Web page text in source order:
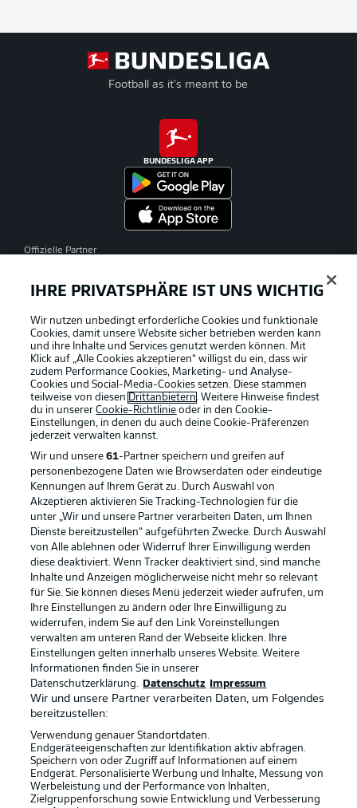
Football as it's meant to be
BUNDESLIGA APP
Offizielle Partner
Rechtliche Hinweise Voreinstellungen verwalten
Datenschutz Nutzungsbedingungen
Broadcaster Kontakt
Jobs Impressum
Partner Spieler
Liveticker
IHRE PRIVATSPHÄRE IST UNS WICHTIG
Wir nutzen unbedingt erforderliche Cookies und funktionale
Cookies, damit unsere Website sicher betrieben werden kann
und ihre Inhalte und Services genutzt werden können. Mit
Klick auf „Alle Cookies akzeptieren“ willigst du ein, dass wir
zudem Performance Cookies, Marketing- und Analyse-
Cookies und Social-Media-Cookies setzen. Diese stammen
teilweise von diesen Drittanbietern. Weitere Hinweise findest
du in unsererCookie-Richtlinie oder in den Cookie-
Einstellungen, in denen du auch deine Cookie-Präferenzen
jederzeit verwalten kannst.
Wir und unsere61-Partner speichern und greifen auf
personenbezogene Daten wie Browserdaten oder eindeutige
Kennungen auf Ihrem Gerät zu. Durch Auswahl von
Akzeptieren aktivieren Sie Tracking-Technologien für die
unter „Wir und unsere Partner verarbeiten Daten, um Ihnen
Dienste bereitzustellen“ aufgeführten Zwecke. Durch Auswahl
von Alle ablehnen oder Widerruf Ihrer Einwilligung werden
diese deaktiviert. Wenn Tracker deaktiviert sind, sind manche
Inhalte und Anzeigen möglicherweise nicht mehr so relevant
für Sie. Sie können dieses Menü jederzeit wieder aufrufen, um
Ihre Einstellungen zu ändern oder Ihre Einwilligung zu
widerrufen, indem Sie auf den Link Voreinstellungen
verwalten am unteren Rand der Webseite klicken. Ihre
Einstellungen gelten innerhalb unseres Website. Weitere
Informationen finden Sie in unserer
Datenschutzerklärung.
Datenschutz Impressum
Wir und unsere Partner verarbeiten Daten, um Folgendes
bereitzustellen:
Verwendung genauer Standortdaten.
Endgeräteeigenschaften zur Identifikation aktiv abfragen.
Speichern von oder Zugriff auf Informationen auf einem
Endgerät. Personalisierte Werbung und Inhalte, Messung von
Werbeleistung und der Performance von Inhalten,
Zielgruppenforschung sowie Entwicklung und Verbesserung